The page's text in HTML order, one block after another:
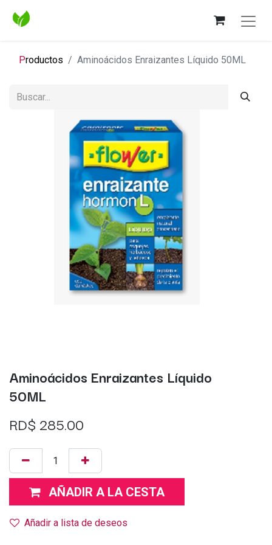
Productos Aminoácidos Enraizantes Líquido 50ML
Aminoácidos Enraizantes Líquido
50ML
RD$ 285.00
AÑADIR A LA CESTA
Añadir a lista de deseos